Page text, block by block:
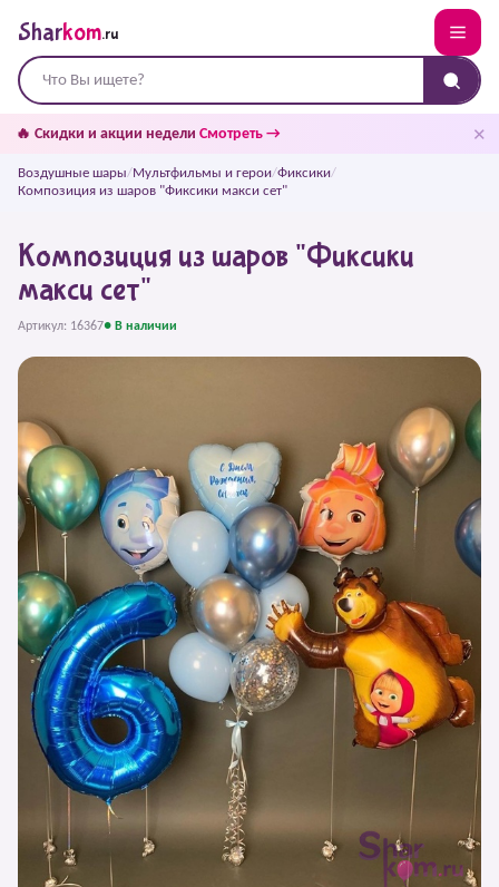
Sharkom.ru
🔥 Скидки и акции недели Смотреть → ✕
Воздушные шары/Мультфильмы и герои/Фиксики/
Композиция из шаров "Фиксики макси сет"
Композиция из шаров "Фиксики
макси сет"
Артикул: 16367● В наличии